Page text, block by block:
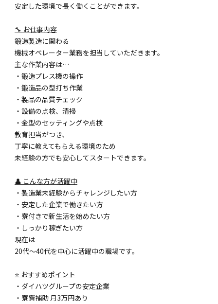
安定した環境で長く働くことができます。
🔧 お仕事内容
鍛造製造に関わる
機械オペレーター業務を担当していただきます。
主な作業内容は…
・鍛造プレス機の操作
・鍛造品の型打ち作業
・製品の品質チェック
・設備の点検、清掃
・金型のセッティングや点検
教育担当がつき、
丁寧に教えてもらえる環境のため
未経験の方でも安心してスタートできます。
👤 こんな方が活躍中
・製造業未経験からチャレンジしたい方
・安定した企業で働きたい方
・寮付きで新生活を始めたい方
・しっかり稼ぎたい方
現在は
20代～40代を中心に活躍中の職場です。
⭐ おすすめポイント
・ダイハツグループの安定企業
・寮費補助 月3万円あり